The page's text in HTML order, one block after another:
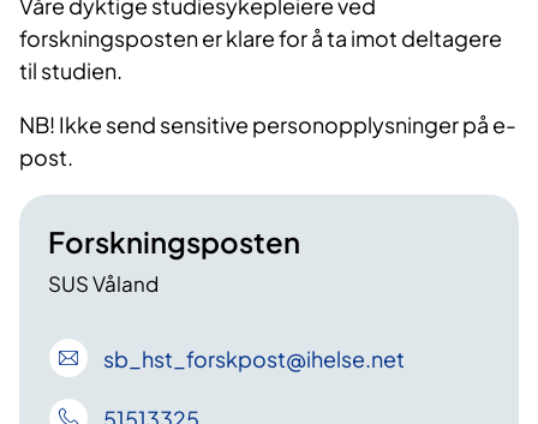
Våre dyktige studiesykepleiere ved
forskningsposten er klare for å ta imot deltagere
til studien.
NB! Ikke send sensitive personopplysninger på e-
post.
Forskningsposten
SUS Våland
sb_hst_forskpost@ihelse.net